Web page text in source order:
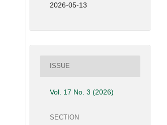
2026-05-13
ISSUE
Vol. 17 No. 3 (2026)
SECTION